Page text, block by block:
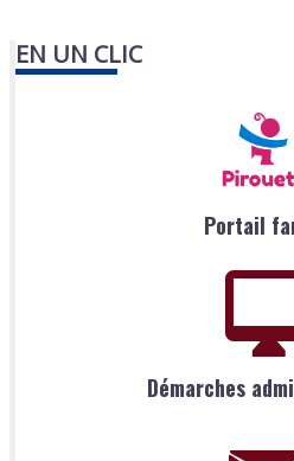
EN UN CLIC
Portail
Démarches